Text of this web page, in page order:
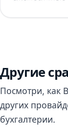
Другие
Посмотри, как
других
бухгалтерии.